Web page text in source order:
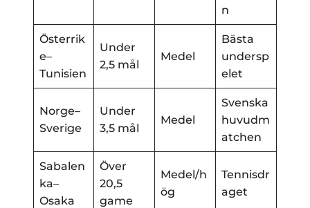
n
Österrik
e–
Tunisien
Under
2,5 mål
Medel
Bästa
undersp
elet
Norge–
Sverige
Under
3,5 mål
Medel
Svenska
huvudm
atchen
Sabalen
ka–
Osaka
Över
20,5
game
Medel/h
ög
Tennisdr
aget